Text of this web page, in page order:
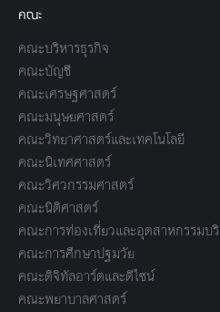
คณะ
คณะบริหารธุรกิจ
คณะบัญชี
คณะเศรษฐศาสตร์
คณะมนุษยศาสตร์
คณะวิทยาศาสตร์และเทคโนโลยี
คณะนิเทศศาสตร์
คณะวิศวกรรมศาสตร์
คณะนิติศาสตร์
คณะการท่องเที่ยวและอุตสาหกรรมบ
คณะการศึกษาปฐมวัย
คณะดิจิทัลอาร์ตและดีไซน์
คณะพยาบาลศาสตร์